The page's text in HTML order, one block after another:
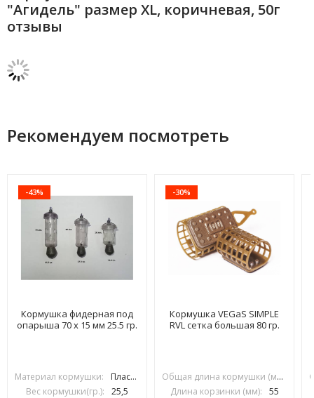
"Агидель" размер XL, коричневая, 50г
отзывы
Рекомендуем посмотреть
-43%
Кормушка фидерная под
опарыша 70 х 15 мм 25.5 гр.
Материал кормушки:
Пластик
Вес кормушки(гр.):
25,5
-30%
Кормушка VEGaS SIMPLE
RVL сетка большая 80 гр.
Общая длина кормушки (мм):
Длина корзинки (мм):
55